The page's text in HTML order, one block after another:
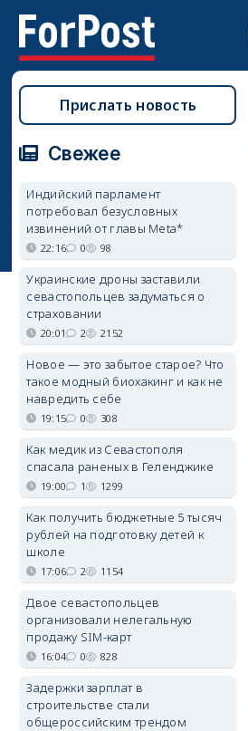
Прислать новость
Свежее
Индийский парламент
потребовал безусловных
извинений от главы Meta*
22:16 0 98
Украинские дроны заставили
севастопольцев задуматься о
страховании
20:01 2 2152
Новое — это забытое старое? Что
такое модный биохакинг и как не
навредить себе
19:15 0 308
Как медик из Севастополя
спасала раненых в Геленджике
19:00 1 1299
Как получить бюджетные 5 тысяч
рублей на подготовку детей к
школе
17:06 2 1154
Двое севастопольцев
организовали нелегальную
продажу SIM-карт
16:04 0 828
Задержки зарплат в
строительстве стали
общероссийским трендом